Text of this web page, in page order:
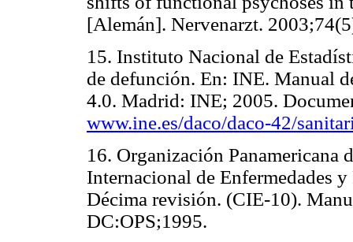
[Alemán]. Nervenarzt.
15. Instituto Nacional de
de defunción. En: INE. Manual
4.0. Madrid: INE; 2005.
www.ine.es/daco/daco-42/
16. Organización Panamericana
Internacional de Enfermedades
Décima revisión. (CIE-10).
DC:OPS;1995.